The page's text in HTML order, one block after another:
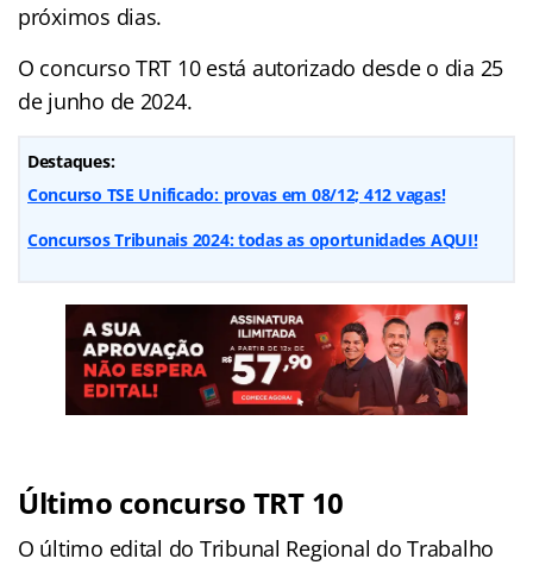
próximos dias.
O concurso TRT 10 está autorizado desde o dia 25
de junho de 2024.
Destaques:
Concurso TSE Unificado: provas em 08/12; 412 vagas!
Concursos Tribunais 2024: todas as oportunidades AQUI!
Último concurso TRT 10
O último edital do Tribunal Regional do Trabalho